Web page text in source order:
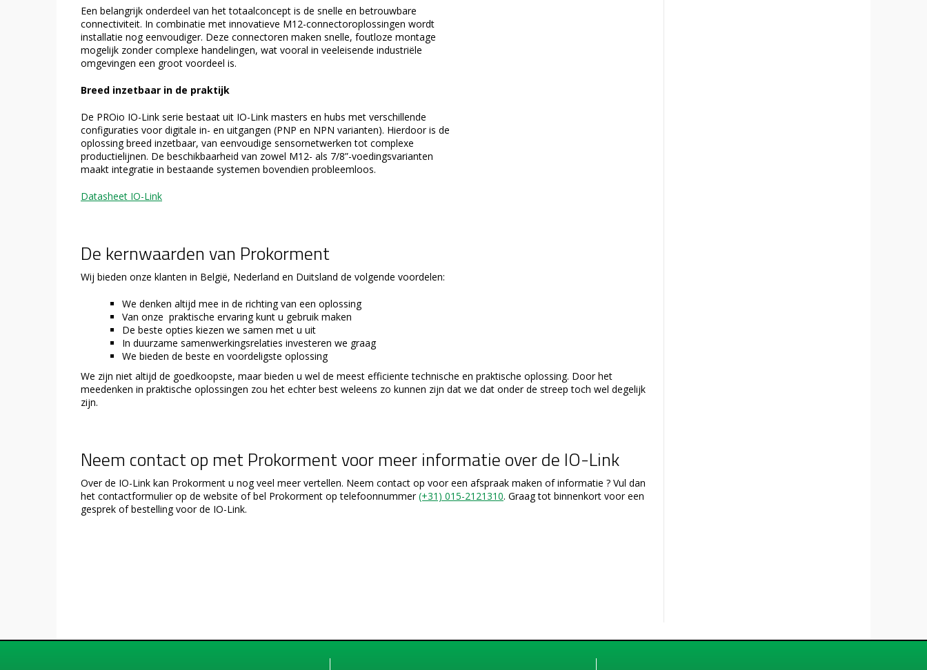
Een belangrijk onderdeel van het totaalconcept is de snelle en betrouwbare
connectiviteit. In combinatie met innovatieve M12-connectoroplossingen wordt
installatie nog eenvoudiger. Deze connectoren maken snelle, foutloze montage
mogelijk zonder complexe handelingen, wat vooral in veeleisende industriële
omgevingen een groot voordeel is.
Breed inzetbaar in de praktijk
De PROio IO-Link serie bestaat uit IO-Link masters en hubs met verschillende
configuraties voor digitale in- en uitgangen (PNP en NPN varianten). Hierdoor is de
oplossing breed inzetbaar, van eenvoudige sensornetwerken tot complexe
productielijnen. De beschikbaarheid van zowel M12- als 7/8”-voedingsvarianten
maakt integratie in bestaande systemen bovendien probleemloos.
Datasheet IO-Link
De kernwaarden van Prokorment
Wij bieden onze klanten in België, Nederland en Duitsland de volgende voordelen:
We denken altijd mee in de richting van een oplossing
Van onze praktische ervaring kunt u gebruik maken
De beste opties kiezen we samen met u uit
In duurzame samenwerkingsrelaties investeren we graag
We bieden de beste en voordeligste oplossing
We zijn niet altijd de goedkoopste, maar bieden u wel de meest efficiente technische en praktische oplossing. Door het
meedenken in praktische oplossingen zou het echter best weleens zo kunnen zijn dat we dat onder de streep toch wel degelijk
zijn.
Neem contact op met Prokorment voor meer informatie over de IO-Link
Over de IO-Link kan Prokorment u nog veel meer vertellen. Neem contact op voor een afspraak maken of informatie ? Vul dan
het contactformulier op de website of bel Prokorment op telefoonnummer(+31) 015-2121310. Graag tot binnenkort voor een
gesprek of bestelling voor de IO-Link.